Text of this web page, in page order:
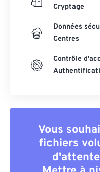
Cryptage
Données
Centres
Contrôle
Vous
fichiers